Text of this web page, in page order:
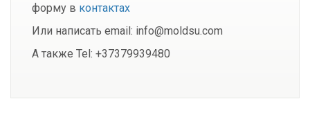
форму в контактах
Или написать email: info@moldsu.com
А также Tel: +37379939480